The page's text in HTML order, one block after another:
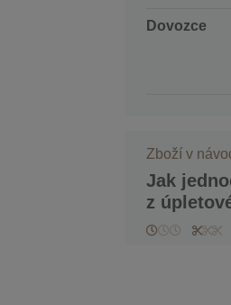
Dovozce
Zboží v
Jak
z